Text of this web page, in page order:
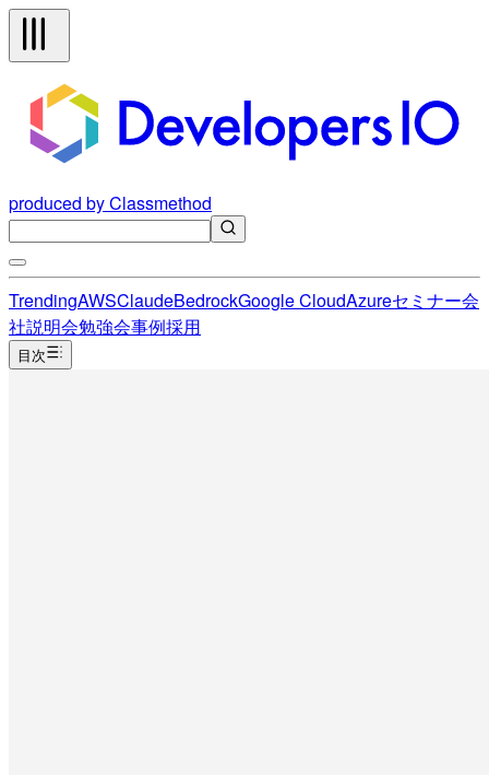
produced by Classmethod
TrendingAWSClaudeBedrockGoogle CloudAzureセミナー会
社説明会勉強会事例採用
目次